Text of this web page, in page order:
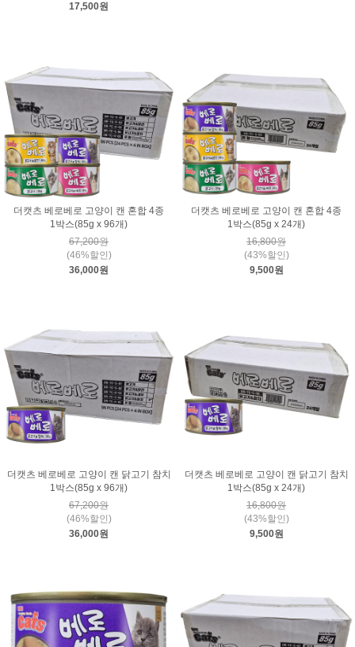
17,500원
더캣츠 베로베로 고양이 캔 혼합 4종
1박스(85g x 96개)
67,200원
(46%할인)
36,000원
더캣츠 베로베로 고양이 캔 혼합 4종
1박스(85g x 24개)
16,800원
(43%할인)
9,500원
더캣츠 베로베로 고양이 캔 닭고기 참치
1박스(85g x 96개)
67,200원
(46%할인)
36,000원
더캣츠 베로베로 고양이 캔 닭고기 참치
1박스(85g x 24개)
16,800원
(43%할인)
9,500원